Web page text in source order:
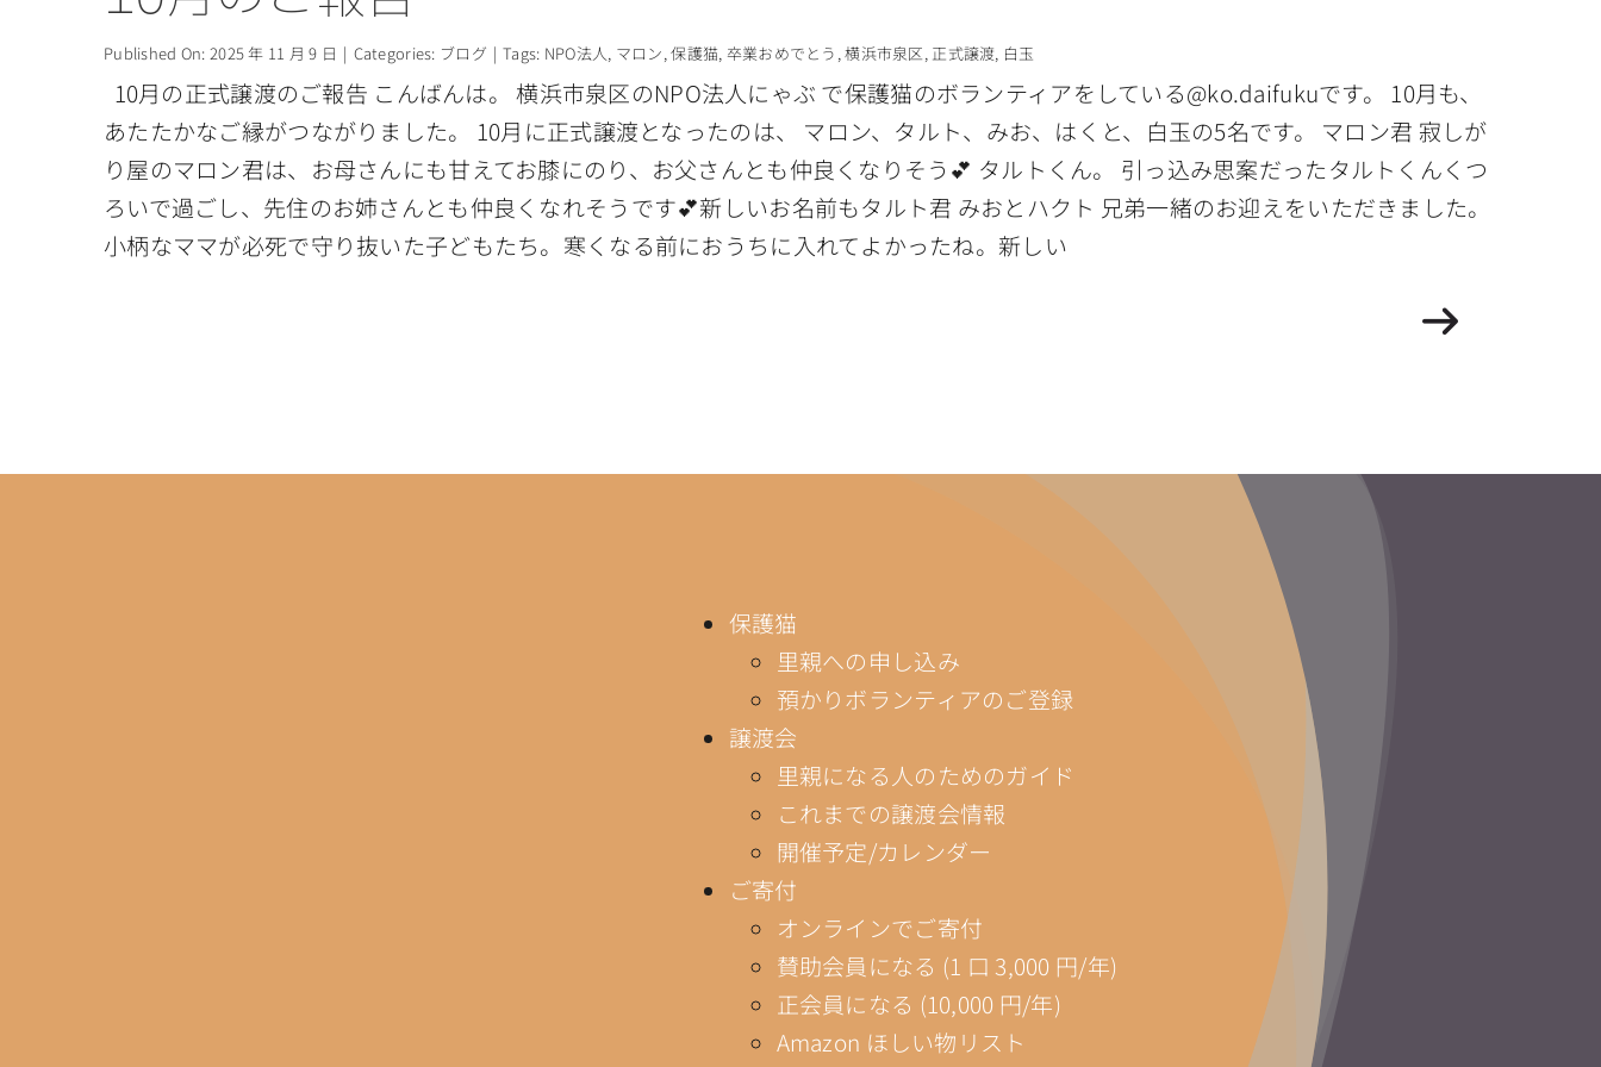
Published On: 2025 年 11 月 9 日 | Categories: ブログ | Tags: NPO法人, マロン,保護猫, 卒業おめでとう ,横浜市泉区, 正式譲渡, 白玉
10月の正式譲渡のご報告 こんばんは。 横浜市泉区のNPO法人にゃぶ で保護猫のボランティアをしている@ko.daifukuです。 10月も、
あたたかなご縁がつながりました。 10月に正式譲渡となったのは、 マロン、タルト、みお、はくと、白玉の5名です。 マロン君 寂しが
り屋のマロン君は、お母さんにも甘えてお膝にのり、お父さんとも仲良くなりそう💕 タルトくん。 引っ込み思案だったタルトくんくつ
ろいで過ごし、先住のお姉さんとも仲良くなれそうです💕新しいお名前もタルト君 みおとハクト 兄弟一緒のお迎えをいただきました。
小柄なママが必死で守り抜いた子どもたち。寒くなる前におうちに入れてよかったね。新しい
保護猫
里親への申し込み
預かりボランティアのご登録
譲渡会
里親になる人のためのガイド
これまでの譲渡会情報
開催予定/カレンダー
ご寄付
オンラインでご寄付
賛助会員になる (1 口 3,000 円/年)
正会員になる (10,000 円/年)
Amazon ほしい物リスト